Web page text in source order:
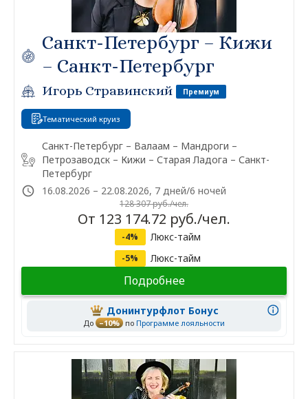
Санкт-Петербург – Кижи
– Санкт-Петербург
Игорь Стравинский Премиум
Тематический круиз
Санкт-Петербург – Валаам – Мандроги –
Петрозаводск – Кижи – Старая Ладога – Санкт-
Петербург
16.08.2026 – 22.08.2026, 7 дней/6 ночей
128 307 руб./чел.
От 123 174.72 руб./чел.
-4% Люкс-тайм
-5% Люкс-тайм
Подробнее
Донинтурфлот Бонус
До –10% по Программе лояльности